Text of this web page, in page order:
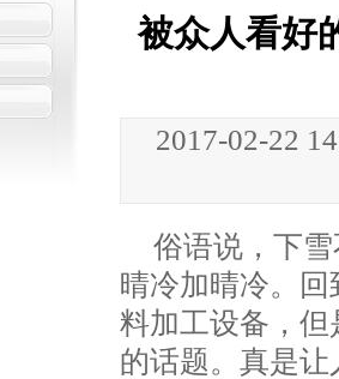
被众人看好
2017-02-22
俗语说，下
晴冷加晴冷。回
料加工设备，但
的话题。真是让